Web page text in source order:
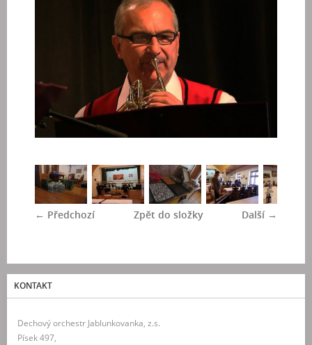
← Předchozí Další →
Zpět do složky
KONTAKT
Dechový orchestr Jablunkovanka, z.s.
Písek 497,